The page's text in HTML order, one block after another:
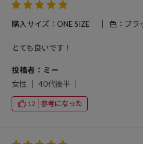
購入サイズ：ONE SIZE 色：ブラ
とても良いです！
投稿者：ミー
女性
40代後半
12 参考になった